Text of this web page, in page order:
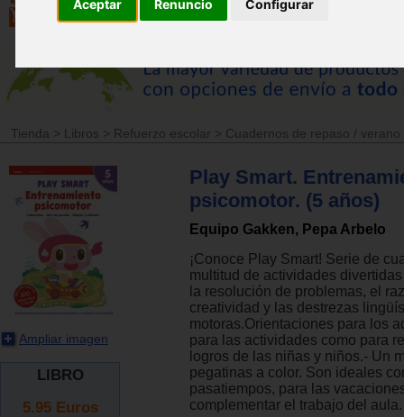
Aceptar Renuncio Configurar
Tienda > Libros > Refuerzo escolar > Cuadernos de repaso / verano
Ampliar imagen
LIBRO
5.95 Euros
Play Smart.
psicomotor. (5 años)
Equipo Gakken, Pepa Arbelo
¡Conoce Play Smart! Serie de
multitud de actividades
la resolución de problemas, el
creatividad y las destrezas
motoras.Orientaciones para los
para las actividades como para
logros de las niñas y niños.- Un
pegatinas a color. ​​​​​​Son ideales
pasatiempos, para las
complementar el trabajo del aula.